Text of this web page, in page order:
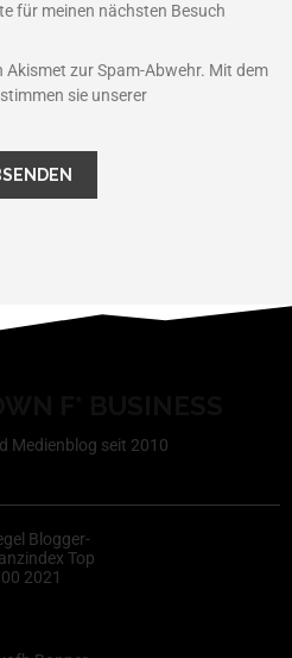
für meinen nächsten Besuch
Akismet zur Spam-Abwehr. Mit dem
sie unserer
Medienblog seit 2010